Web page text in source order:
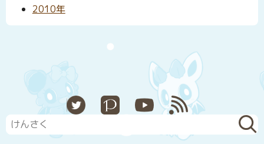
2010年
Pixiv YouTubeRSS